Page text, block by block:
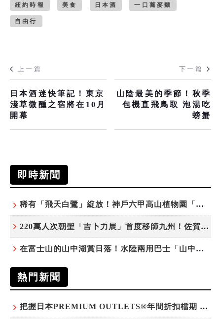
紐約時報 美食 日本酒 一口蕎麥麵
自由行
上一篇
日本酒迷快筆記！東京
淺草微醺之宿將在10月
開幕
下一篇
山陰最美的季節！秋季
包機直飛鳥取 泡湯吃
螃蟹
即時新聞
稀有「飛天白鷺」綻放！神戶六甲高山植物園「鷺草」珍貴現身
220萬人次朝聖「吉卜力展」首度移師九州！佐賀站早鳥平日套票8/10搶先開賣
在富士山的山中湖賞日落！水陸兩用巴士「山中湖的河馬」暑假加開夕陽班次
熱門新聞
把握日本PREMIUM OUTLETS®年間折扣檔期 越買越划算